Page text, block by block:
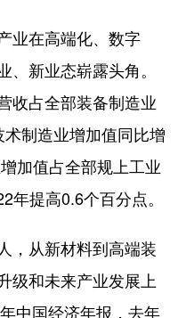
在高端化、数字
新业态崭露头角。
收占全部装备制造业
制造业增加值同比增
加值占全部规上工业
提高0.6个百分点。
从新材料到高端装
级和未来产业发展上
中国经济年报，去年